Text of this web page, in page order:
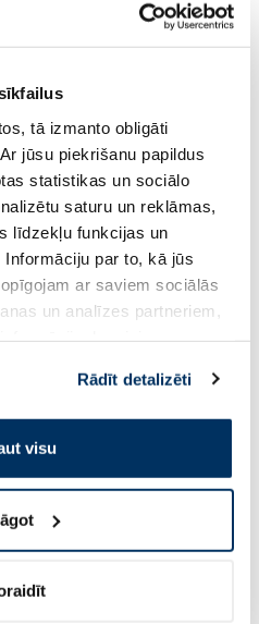
tā izmanto obligāti
jūsu piekrišanu papildus
statistikas un sociālo
saturu un reklāmas,
līdzekļu funkcijas un
par to, kā jūs
ar saviem sociālās
un analīzes partneriem,
papildu sīkdatņu
savu izvēli:
Rādīt detalizēti
visu
6 produktiem
ar atlaidi!